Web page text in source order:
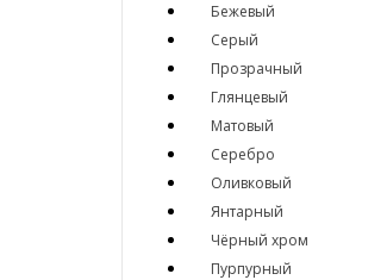
Бежевый
Серый
Прозрачный
Глянцевый
Матовый
Серебро
Оливковый
Янтарный
Чёрный хром
Пурпурный